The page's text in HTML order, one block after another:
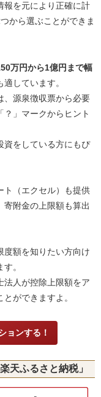
報を元により正確に計
から選ぶことができま
万円から1億円まで幅
しています。
、源泉徴収票から必要
」マークからヒント
資をしている方にもぴ
ト（エクセル）も提供
寄附金の上限額も算出
度額を知りたい方向け
。
法人が控除上限額をア
ができますよ。
ョンする！
天ふるさと納税」